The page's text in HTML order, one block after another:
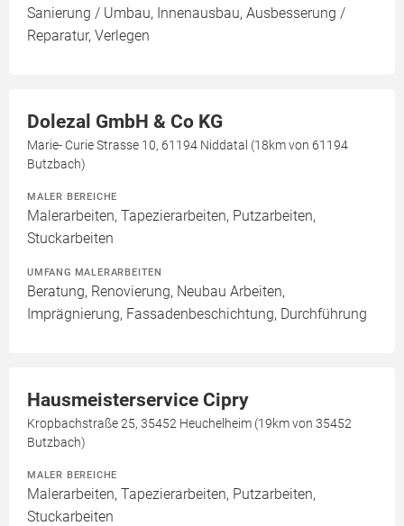
Sanierung / Umbau, Innenausbau, Ausbesserung /
Reparatur, Verlegen
Dolezal GmbH & Co KG
Marie- Curie Strasse 10, 61194 Niddatal (18km von 61194
Butzbach)
MALER BEREICHE
Malerarbeiten, Tapezierarbeiten, Putzarbeiten,
Stuckarbeiten
UMFANG MALERARBEITEN
Beratung, Renovierung, Neubau Arbeiten,
Imprägnierung, Fassadenbeschichtung, Durchführung
Hausmeisterservice Cipry
Kropbachstraße 25, 35452 Heuchelheim (19km von 35452
Butzbach)
MALER BEREICHE
Malerarbeiten, Tapezierarbeiten, Putzarbeiten,
Stuckarbeiten